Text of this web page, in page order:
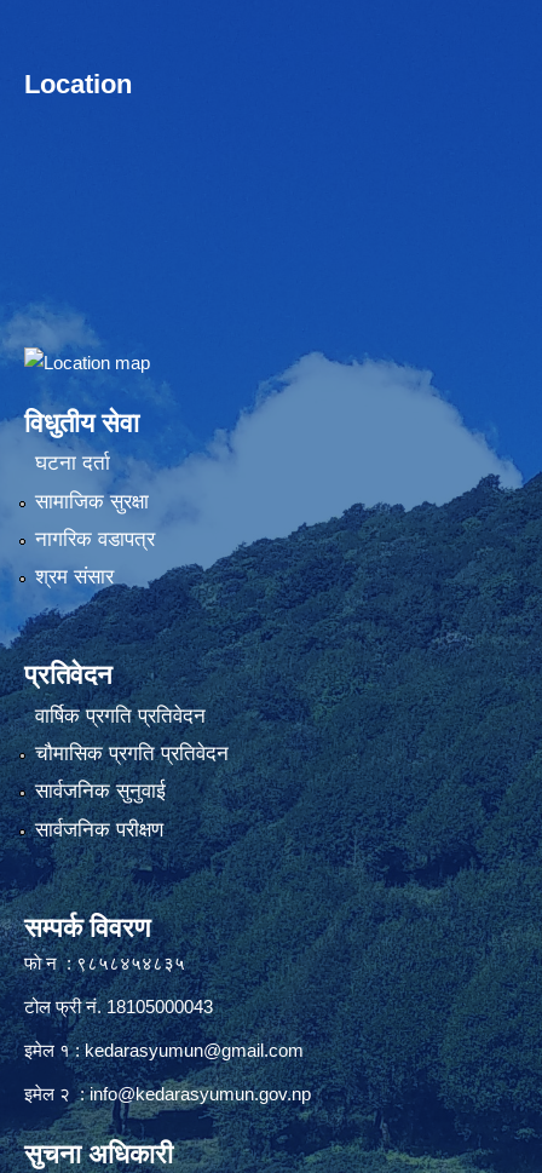
Location
Embed Google Map
विधुतीय सेवा
घटना दर्ता
सामाजिक सुरक्षा
नागरिक वडापत्र
श्रम संसार
प्रतिवेदन
वार्षिक प्रगति प्रतिवेदन
चौमासिक प्रगति प्रतिवेदन
सार्वजनिक सुनुवाई
सार्वजनिक परीक्षण
सम्पर्क विवरण
फाे न : ९८५८४५४८३५
टोल फ्री नं. 18105000043
इमेल १ :kedarasyumun@gmail.com
इमेल २ :info@kedarasyumun.gov.np
सुचना अधिकारी